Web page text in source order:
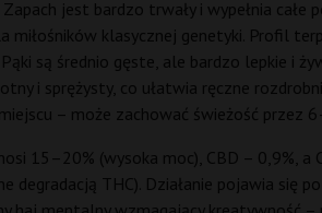
jest bardzo trwały i wypełnia całe
klasycznej genetyki. Profil
są średnio gęste, ale bardzo lepkie i
i sprężysty, co ułatwia ręczne
– może zachować świeżość przez
15–20% (wysoka moc), CBD – 0,9%, a
degradacją THC). Działanie pojawia